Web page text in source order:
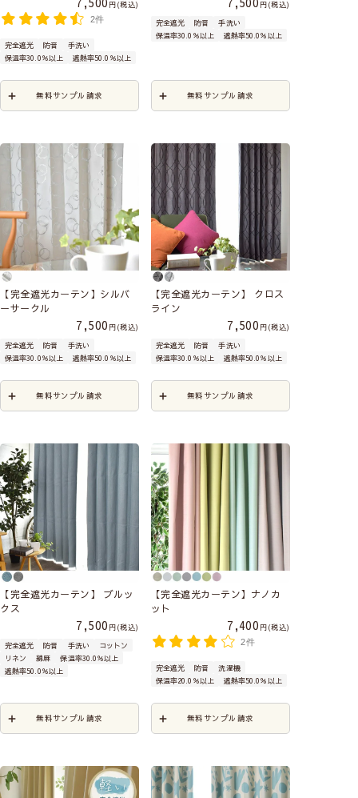
税込
2件
完全遮光 防音
手洗い
保温率30.0％以上
遮熱率50.0％以上
無料サンプル請求
税込
完全遮光
防音
手洗い
保温率30.0％以上
遮熱率50.0％以上
無料サンプル請求
【完全遮光カーテン】シルバ
ーサークル
7,500
税込
完全遮光
防音
手洗い
保温率30.0％以上
遮熱率50.0％以上
無料サンプル請求
【完全遮光カーテン】 クロス
ライン
7,500
税込
完全遮光
防音
手洗い
保温率30.0％以上
遮熱率50.0％以上
無料サンプル請求
【完全遮光カーテン】 ブルッ
クス
7,500
税込
完全遮光
防音 手洗い
コットン
リネン
綿麻
保温率30.0％以上
遮熱率50.0％以上
無料サンプル請求
【完全遮光カーテン】ナノカ
ット
7,400
税込
2件
完全遮光 防音
洗濯機
保温率20.0％以上
遮熱率50.0％以上
無料サンプル請求